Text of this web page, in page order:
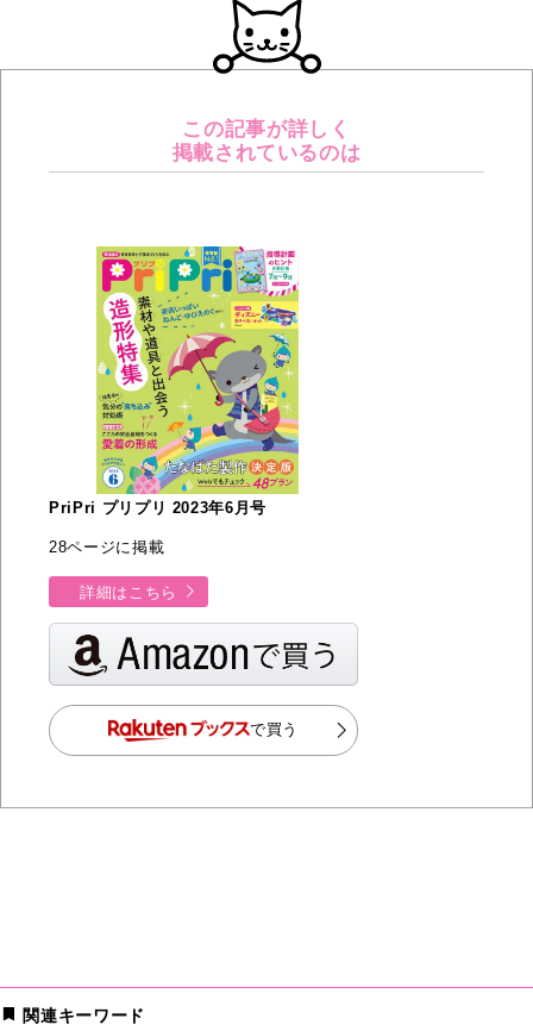
この記事が詳しく
掲載されているのは
PriPri プリプリ 2023年6月号
28ページに掲載
詳細はこちら
で買う
関連キーワード